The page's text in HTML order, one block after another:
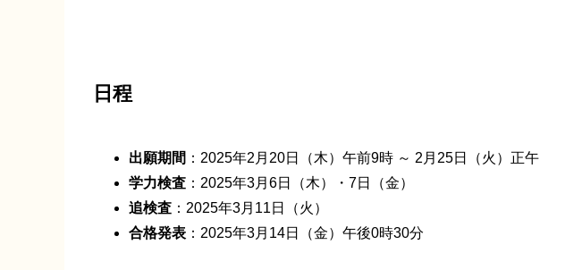
日程
出願期間 ：2025年2月20日（木）午前9時 ～ 2月25日（火）正午
学力検査 ：2025年3月6日（木）・7日（金）
追検査 ：2025年3月11日（火）
合格発表 ：2025年3月14日（金）午後0時30分